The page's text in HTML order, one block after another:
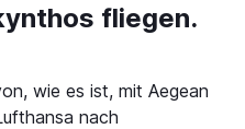
fliegen.
wie es ist, mit Aegean
nach